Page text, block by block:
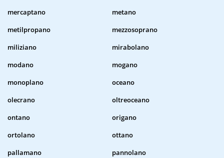
mercaptano
metano
metilpropano
mezzosoprano
miliziano
mirabolano
modano
mogano
monoplano
oceano
olecrano
oltreoceano
ontano
origano
ortolano
ottano
pallamano
pannolano